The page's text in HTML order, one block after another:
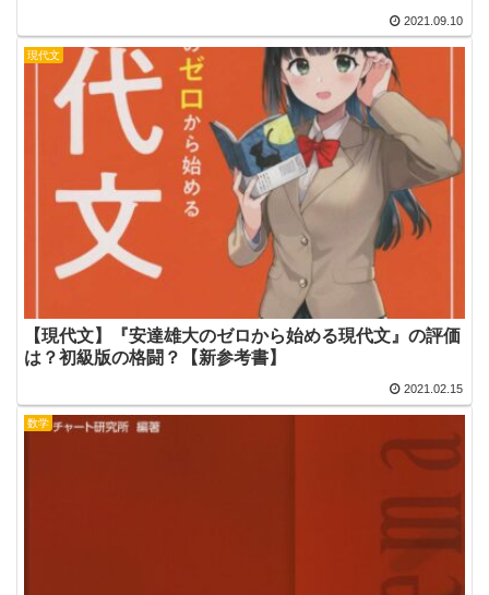
2021.09.10
現代文
【現代文】『安達雄大のゼロから始める現代文』の評価
は？初級版の格闘？【新参考書】
2021.02.15
数学